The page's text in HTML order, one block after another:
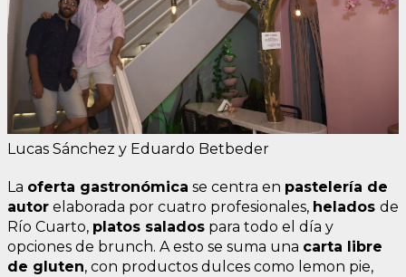
Lucas Sánchez y Eduardo Betbeder
La oferta gastronómica se centra en pastelería de
autor elaborada por cuatro profesionales, helados de
Río Cuarto, platos salados para todo el día y
opciones de brunch. A esto se suma una carta libre
de gluten, con productos dulces como lemon pie,